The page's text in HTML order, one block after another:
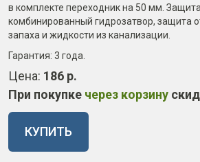
в комплекте переходник на 50 мм.
комбинированный гидрозатвор, защита
запаха и жидкости из канализации.
Гарантия: 3 года
Цена: 186 р.
При покупке через корзину
КУПИТЬ